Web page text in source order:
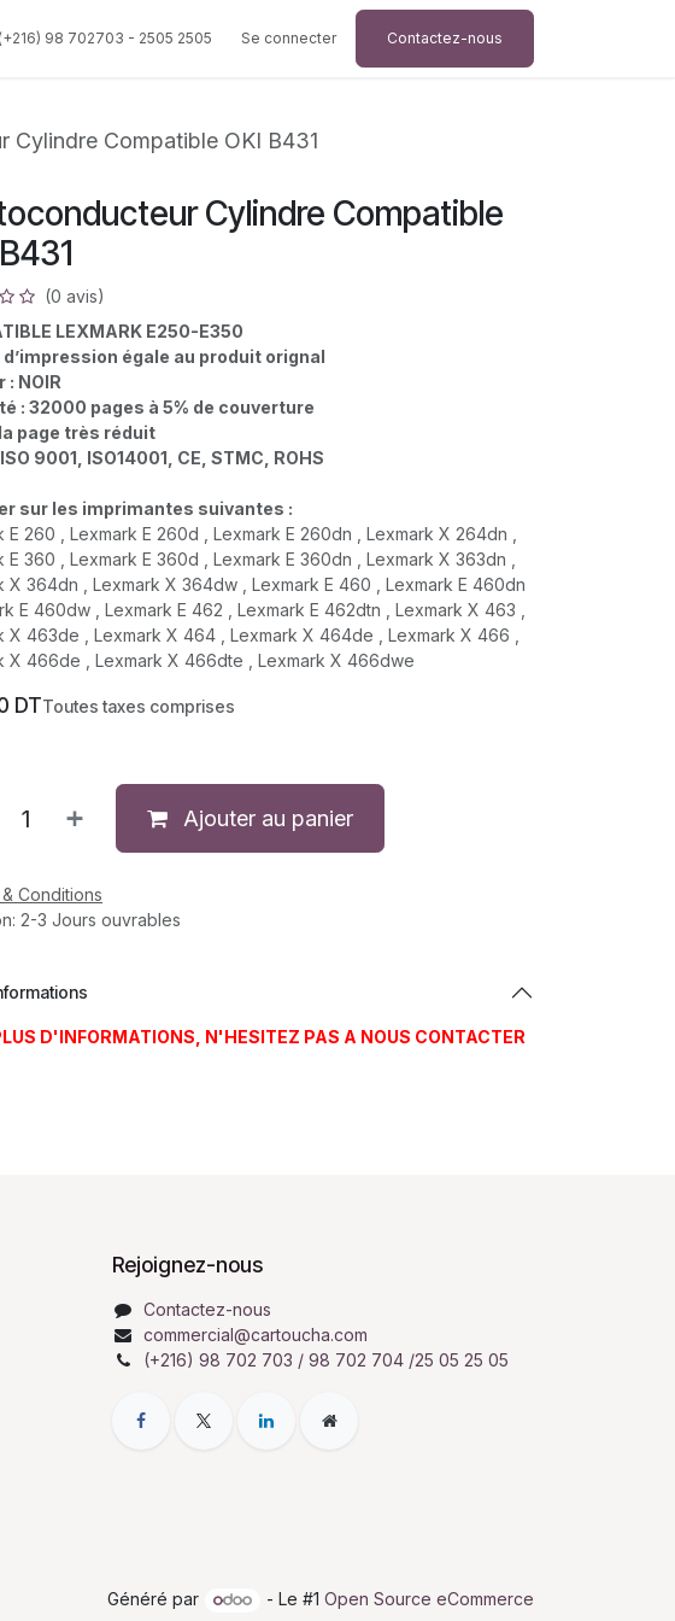
Aide
(+216) 98 702703 - 2505 2505 Se connecter Contactez-nous
Cylindre Compatible OKI B431
Cylindre Compatible
(0 avis)
LEXMARK E250-E350
d’impression égale au produit orignal
: NOIR
: 32000 pages à 5% de couverture
page très réduit
9001, ISO14001, CE, STMC, ROHS
sur les imprimantes suivantes :
E 260 , Lexmark E 260d , Lexmark E 260dn , Lexmark X 264dn ,
E 360 , Lexmark E 360d , Lexmark E 360dn , Lexmark X 363dn ,
X 364dn , Lexmark X 364dw , Lexmark E 460 , Lexmark E 460dn
E 460dw , Lexmark E 462 , Lexmark E 462dtn , Lexmark X 463 ,
X 463de , Lexmark X 464 , Lexmark X 464de , Lexmark X 466 ,
X 466de , Lexmark X 466dte , Lexmark X 466dwe
DTToutes taxes comprises
Ajouter au panier
Conditions
2-3 Jours ouvrables
D'INFORMATIONS, N'HESITEZ PAS A NOUS CONTACTER
Rejoignez-nous
Contactez-nous
commercial@cartoucha.com
(+216) 98 702 703 / 98 702 704 /25 05 25 05
Généré par - Le #1 Open Source eCommerce